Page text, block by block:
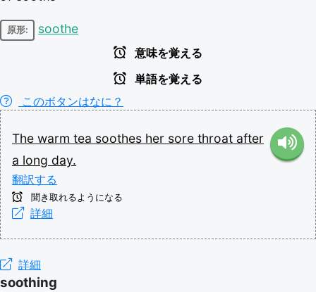
原形: soothe
意味を覚える
単語を覚える
このボタンはなに？
The warm tea soothes her sore throat after
a long day.
翻訳する
聞き取れるようになる
詳細
詳細
soothing